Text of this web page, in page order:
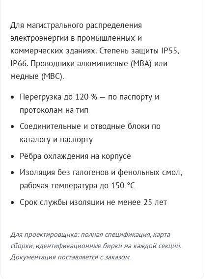
Для магистрального распределения
электроэнергии в промышленных и
коммерческих зданиях. Степень защиты IP55,
IP66. Проводники алюминиевые (МВА) или
медные (МВС).
Перегрузка до 120 % — по паспорту и
протоколам на тип
Соединительные и отводные блоки по
каталогу и паспорту
Рёбра охлаждения на корпусе
Изоляция без галогенов и фенольных смол,
рабочая температура до 150 °C
Срок службы изоляции не менее 25 лет
Для проектировщика: полная спецификация, карта
сборки, идентификационные бирки на каждой секции.
Документация поставляется с заказом.